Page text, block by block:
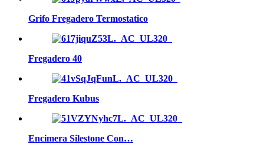
Grifo Fregadero Termostatico
Fregadero 40
Fregadero Kubus
Encimera Silestone Con…